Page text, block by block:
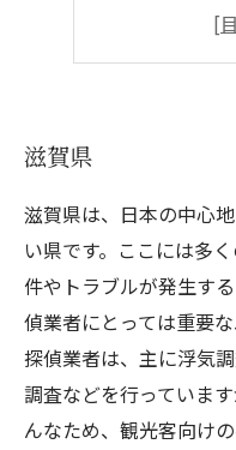
珍しい化石
滋賀県
滋賀県は、日本の中心
い県です。ここには多
件やトラブルが発生す
偵業者にとっては重要
探偵業者は、主に浮気
調査などを行っていま
んなため、観光客向け